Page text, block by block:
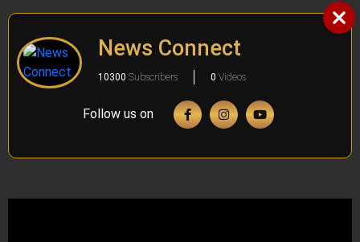
News Connect
10300 Subscribers 0 Videos
Follow us on